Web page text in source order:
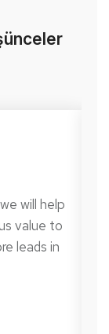
will help
value to
leads in